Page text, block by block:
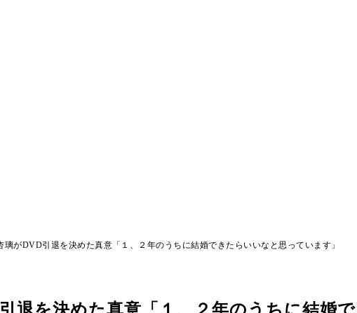
璃がDVD引退を決めた真意「１、２年のうちに結婚できたらいいなと思っています」
退を決めた真意「１、２年のうちに結婚